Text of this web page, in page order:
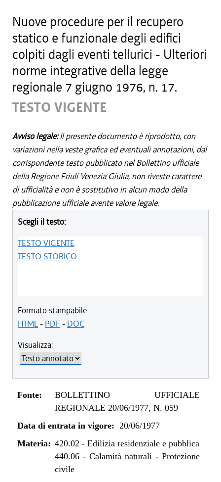
Nuove procedure per il recupero
statico e funzionale degli edifici
colpiti dagli eventi tellurici - Ulteriori
norme integrative della legge
regionale 7 giugno 1976, n. 17.
TESTO VIGENTE
Avviso legale:Il presente documento è riprodotto, con
variazioni nella veste grafica ed eventuali annotazioni, dal
corrispondente testo pubblicato nel Bollettino ufficiale
della Regione Friuli Venezia Giulia, non riveste carattere
di ufficialità e non è sostitutivo in alcun modo della
pubblicazione ufficiale avente valore legale.
Scegli il testo:
TESTO VIGENTE
TESTO STORICO
Formato stampabile:
HTML- PDF - DOC
Visualizza:
Fonte:
BOLLETTINO UFFICIALE
REGIONALE 20/06/1977, N. 059
Data di entrata in vigore: 20/06/1977
Materia: 420.02 - Edilizia residenziale e pubblica
440.06- Calamità naturali - Protezione
civile